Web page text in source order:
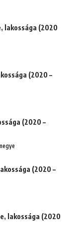
lakossága (2020
(2020 –
(2020 –
(2020 –
lakossága (2020